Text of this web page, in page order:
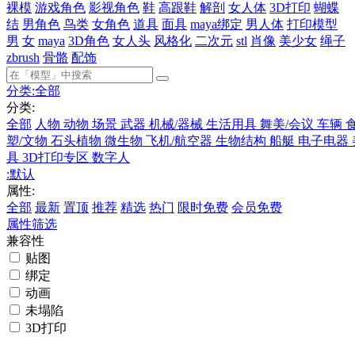
裸模 游戏角色 影视角色 鞋 高跟鞋 解剖 女人体 3D打印 蝴蝶
结 男角色 鸟类 女角色 道具 面具 maya绑定 男人体 打印模型
男 女 maya 3D角色 女人头 风格化 二次元 stl 肖像 美少女 绳子
zbrush 骨骼 配饰
分类:全部
分类:
全部 人物 动物 场景 武器 机械/器械 生活用具 舞美/会议 车辆
塑/文物 石头植物 微生物 飞机/航空器 生物结构 船艇 电子电器
具 3D打印专区 数字人
:默认
属性:
全部 最新 置顶 推荐 精选 热门 限时免费 会员免费
属性筛选
兼容性
贴图
绑定
动画
未塌陷
3D打印